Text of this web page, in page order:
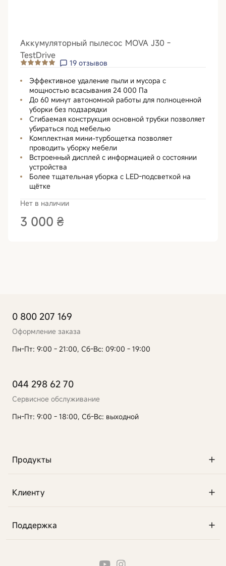
Аккумуляторный пылесос MOVA J30 -
TestDrive
19 отзывов
Эффективное удаление пыли и мусора с
мощностью всасывания 24 000 Па
До 60 минут автономной работы для полноценной
уборки без подзарядки
Сгибаемая конструкция основной трубки позволяет
убираться под мебелью
Комплектная мини-турбощетка позволяет
проводить уборку мебели
Встроенный дисплей с информацией о состоянии
устройства
Более тщательная уборка с LED-подсветкой на
щётке
Нет в наличии
3 000 ₴
Продукты
Клиенту
Поддержка
0 800 207 169
Оформление заказа
Пн-Пт: 9:00 - 21:00, Сб-Вс: 09:00 - 19:00
044 298 62 70
Сервисное обслуживание
Пн-Пт: 9:00 - 18:00, Сб-Вс: выходной